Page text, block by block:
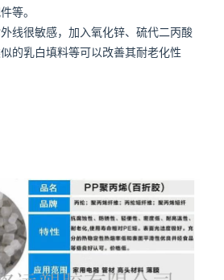
等。
线很敏感，加入氧化锌、硫代二丙酸
的乳白填料等可以改善其耐老化性